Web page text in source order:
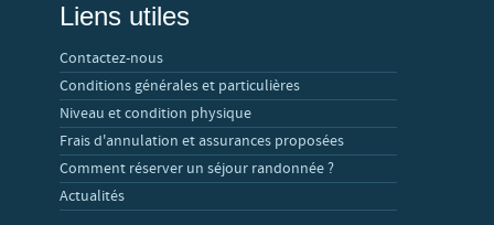
Liens utiles
Contactez-nous
Conditions générales et particulières
Niveau et condition physique
Frais d'annulation et assurances proposées
Comment réserver un séjour randonnée ?
Actualités